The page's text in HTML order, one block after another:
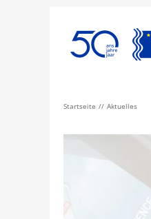
Startseite Aktuelles